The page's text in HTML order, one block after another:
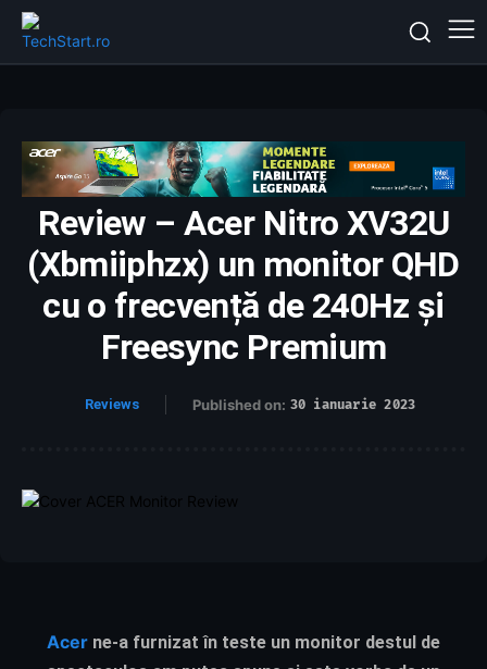
Review – Acer Nitro XV32U
(Xbmiiphzx) un monitor QHD
cu o frecvență de 240Hz și
Freesync Premium
Reviews Published on: 30 ianuarie 2023
Acer ne-a furnizat în teste un monitor destul de